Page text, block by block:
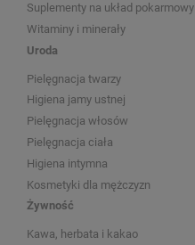
Suplementy na układ pokarmowy
Witaminy i minerały
Uroda
Pielęgnacja twarzy
Higiena jamy ustnej
Pielęgnacja włosów
Pielęgnacja ciała
Higiena intymna
Kosmetyki dla mężczyzn
Żywność
Kawa, herbata i kakao